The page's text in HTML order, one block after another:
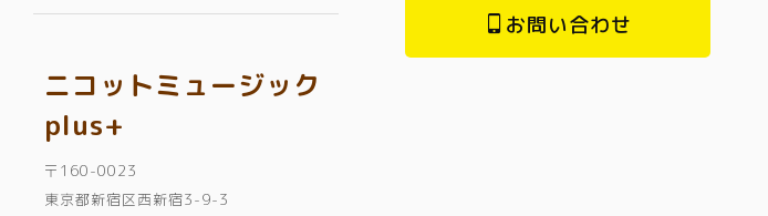
ニコットミュージック
plus+
〒160-0023
東京都新宿区西新宿3-9-3
お問い合わせ